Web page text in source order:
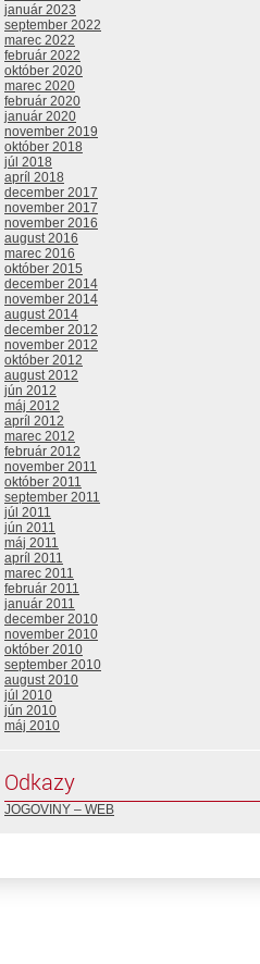
január 2023
september 2022
marec 2022
február 2022
október 2020
marec 2020
február 2020
január 2020
november 2019
október 2018
júl 2018
apríl 2018
december 2017
november 2017
november 2016
august 2016
marec 2016
október 2015
december 2014
november 2014
august 2014
december 2012
november 2012
október 2012
august 2012
jún 2012
máj 2012
apríl 2012
marec 2012
február 2012
november 2011
október 2011
september 2011
júl 2011
jún 2011
máj 2011
apríl 2011
marec 2011
február 2011
január 2011
december 2010
november 2010
október 2010
september 2010
august 2010
júl 2010
jún 2010
máj 2010
Odkazy
JOGOVINY – WEB